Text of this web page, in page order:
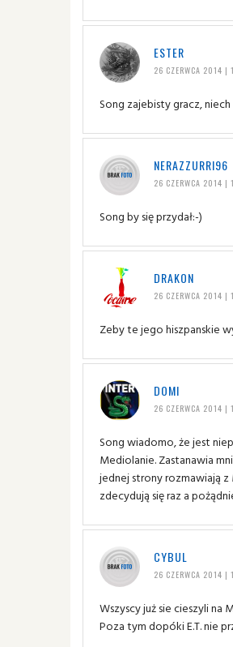
ESTER
26 CZERWCA 2014 |
Song zajebisty gracz,
NERAZZURRI96
26 CZERWCA 2014 |
Song by się przydał:-)
DRAKON
26 CZERWCA 2014 |
Zeby te jego hiszpanskie
DOMI
26 CZERWCA 2014 |
Song wiadomo, że jest
Mediolanie. Zastanawia
jednej strony rozmawiają z
zdecydują się raz a
CYBUL
26 CZERWCA 2014 |
Wszyscy już sie cieszyli na
Poza tym dopóki E.T. nie